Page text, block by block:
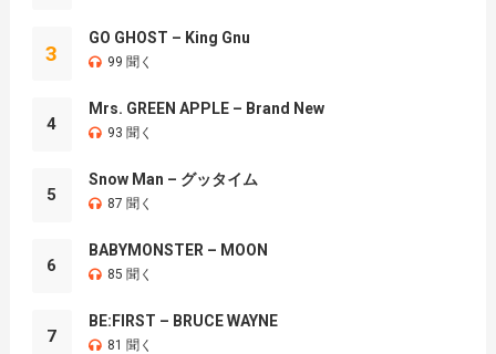
3
GO GHOST – King Gnu
99 聞く
4
Mrs. GREEN APPLE – Brand New
93 聞く
5
Snow Man – グッタイム
87 聞く
6
BABYMONSTER – MOON
85 聞く
7
BE:FIRST – BRUCE WAYNE
81 聞く